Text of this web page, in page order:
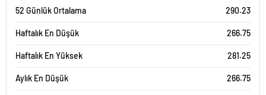
52 Günlük Ortalama 290.23
Haftalık En Düşük 266.75
Haftalık En Yüksek 281.25
Aylık En Düşük 266.75